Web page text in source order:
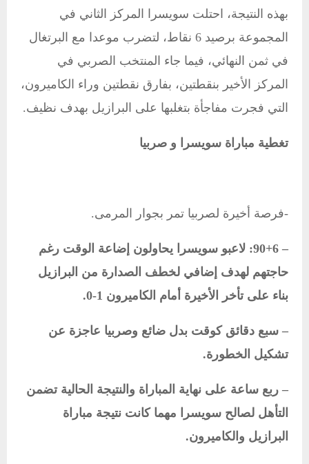
بهذه النتيجة، احتلت سويسرا المركز الثاني في
المجموعة برصيد 6 نقاط، لتضرب موعدا مع البرتغال
في ثمن النهائي، فيما جاء المنتخب الصربي في
المركز الأخير بنقطتين، بفارق نقطتين وراء الكاميرون،
التي فجرت مفاجأة بتغلبها على البرازيل بهدف نظيف.
تغطية مباراة سويسرا و صربيا
-فرصة أخيرة لصربيا تمر بجوار المرمى.
– 90+6: لاعبو سويسرا يحاولون إضاعة الوقت رغم
حاجتهم لهدف إضافي لخطف الصدارة من البرازيل
بناء على تأخر الأخيرة أمام الكاميرون 1-0.
– سبع دقائق كوقت بدل ضائع وصربيا عاجزة عن
تشكيل الخطورة.
– ربع ساعة على نهاية المباراة والنتيجة الحالية تضمن
التأهل لصالح سويسرا مهما كانت نتيجة مباراة
البرازيل والكاميرون.